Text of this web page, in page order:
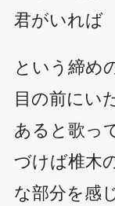
君がいれば
という締め
目の前にい
あると歌っ
づけば椎木
な部分を感